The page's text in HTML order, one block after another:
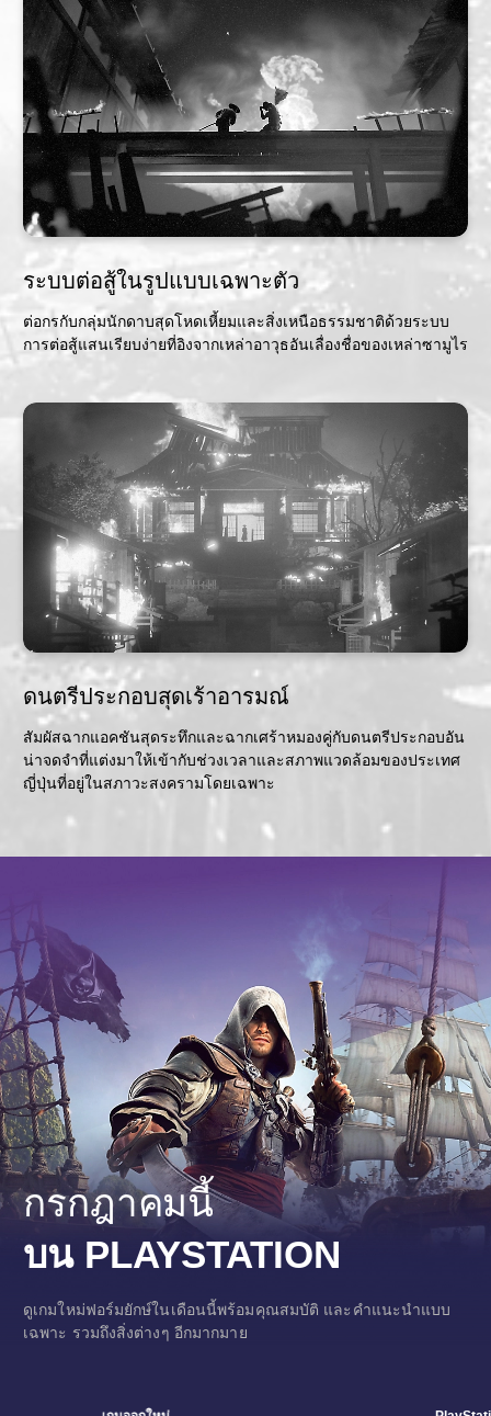
ระบบต่อสู้ในรูปแบบเฉพาะตัว
ต่อกรกับกลุ่มนักดาบสุดโหดเหี้ยมและสิ่งเหนือธรรมชาติด้วยระบบ
การต่อสู้แสนเรียบง่ายที่อิงจากเหล่าอาวุธอันเลื่องชื่อของเหล่าซามูไร
ดนตรีประกอบสุดเร้าอารมณ์
สัมผัสฉากแอคชันสุดระทึกและฉากเศร้าหมองคู่กับดนตรีประกอบอัน
น่าจดจำที่แต่งมาให้เข้ากับช่วงเวลาและสภาพแวดล้อมของประเทศ
ญี่ปุ่นที่อยู่ในสภาวะสงครามโดยเฉพาะ
กรกฎาคมนี้
บน PLAYSTATION
ดูเกมใหม่ฟอร์มยักษ์ในเดือนนี้พร้อมคุณสมบัติ และคำแนะนำแบบ
เฉพาะ รวมถึงสิ่งต่างๆ อีกมากมาย